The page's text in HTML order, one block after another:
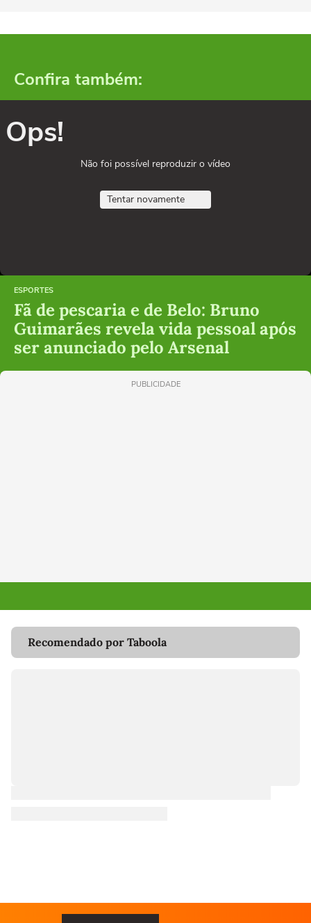
Confira também:
Ops!
Não foi possível reproduzir o vídeo
Tentar novamente
ESPORTES
Fã de pescaria e de Belo: Bruno
Guimarães revela vida pessoal após
ser anunciado pelo Arsenal
PUBLICIDADE
Recomendado por Taboola